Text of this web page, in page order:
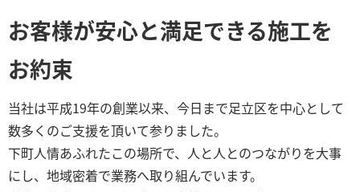
お客様が安心と満足できる施工を
お約束
当社は平成19年の創業以来、今日まで足立区を中心として
数多くのご支援を頂いて参りました。
下町人情あふれたこの場所で、人と人とのつながりを大事
にし、地域密着で業務へ取り組んでいます。